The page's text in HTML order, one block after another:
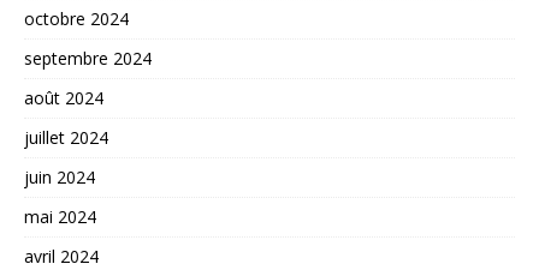
octobre 2024
septembre 2024
août 2024
juillet 2024
juin 2024
mai 2024
avril 2024